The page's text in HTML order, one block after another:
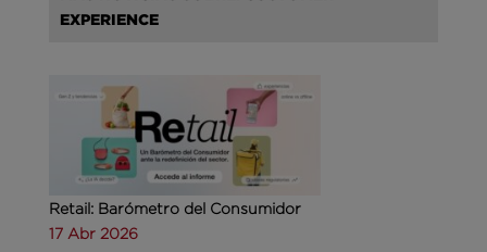
EXPERIENCE
Retail: Barómetro del Consumidor
17 Abr 2026